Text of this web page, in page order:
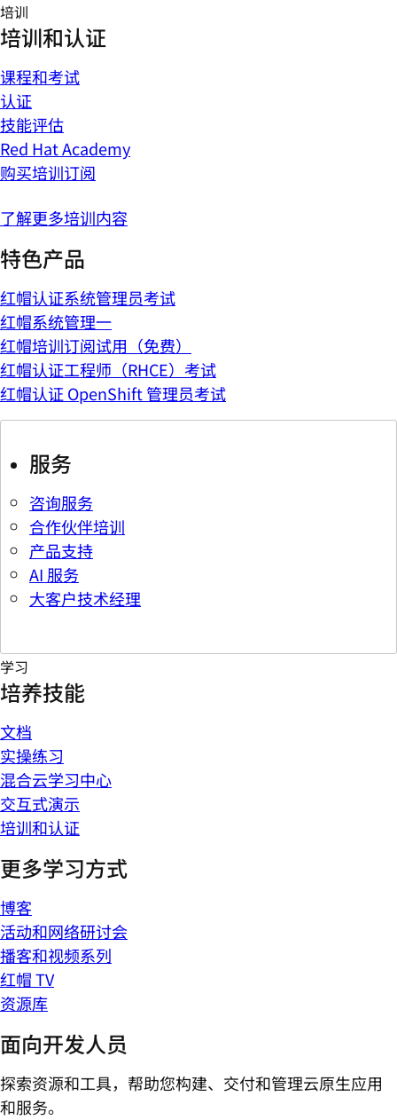
培训
培训和认证
课程和考试
认证
技能评估
Red Hat Academy
购买培训订阅
了解更多培训内容
特色产品
红帽认证系统管理员考试
红帽系统管理一
红帽培训订阅试用（免费）
红帽认证工程师（RHCE）考试
红帽认证 OpenShift 管理员考试
服务
咨询服务
合作伙伴培训
产品支持
AI 服务
大客户技术经理
学习
培养技能
文档
实操练习
混合云学习中心
交互式演示
培训和认证
更多学习方式
博客
活动和网络研讨会
播客和视频系列
红帽 TV
资源库
面向开发人员
探索资源和工具，帮助您构建、交付和管理云原生应用
和服务。